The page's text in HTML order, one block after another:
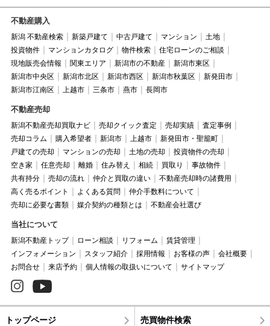
不動産購入
新潟 不動産検索 新築戸建て 中古戸建て マンション
土地
投資物件
マンションカタログ 物件検索
住宅ローンのご相談
現地販売会情報
関東エリア 新潟市の不動産
新潟市東区
新潟市中央区
新潟市北区 新潟市西区 新潟市秋葉区
新発田市
新潟市江南区
上越市 三条市 燕市 長岡市
不動産売却
新潟不動産売却買取ナビ 売却クイック査定 売却実績
査定事例
売却コラム
購入希望者 新潟市 上越市
新発田市・聖籠町
戸建ての売却
マンションの売却 土地の売却
投資物件の売却
空き家
任意売却 離婚 住み替え 相続 買取り
事故物件
共有持分
売却の流れ 仲介と買取の違い
不動産売却時の諸費用
高く売るポイント
よくある質問
仲介手数料について
売却に必要な書類
媒介契約の種類とは 不動産会社選び
当社について
新潟不動産トップ ローン相談 リフォーム
賃貸管理
インフォメーション
スタッフ紹介 採用情報 お客様の声
会社概要
お問合せ
来店予約 個人情報の取扱いについて サイトマップ
トップページ 売買物件検索